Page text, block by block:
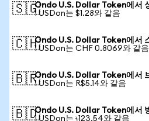
🇸🇬Ondo U.S. Dollar Token에서
1 USDon는 $1.28와 같음
🇨🇭Ondo U.S. Dollar Token에서
1 USDon는 CHF 0.8069와 같음
🇧🇷Ondo U.S. Dollar Token에서
1 USDon는 R$5.14와 같음
🇧🇩Ondo U.S. Dollar Token에서
1 USDon는 ৳123.54와 같음